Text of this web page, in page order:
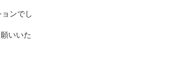
ンでし
いいた